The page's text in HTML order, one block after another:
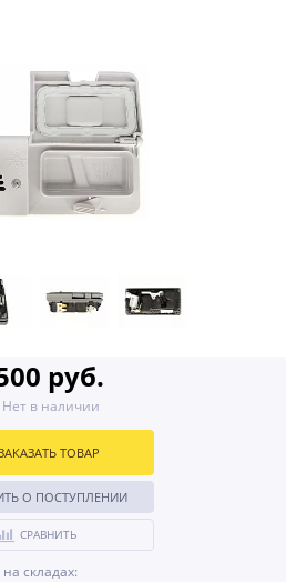
руб.
Нет в наличии
ТОВАР
О ПОСТУПЛЕНИИ
СРАВНИТЬ
складах: